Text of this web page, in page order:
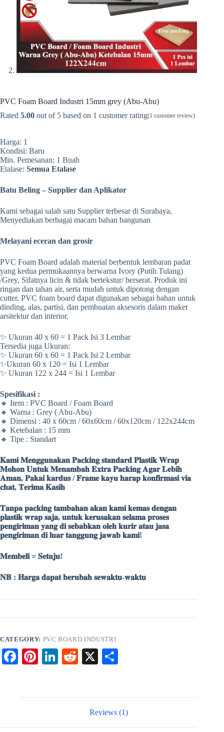
PVC Foam Board Industri 15mm grey (Abu-Abu)
Rated 5.00 out of 5 based on 1 customer rating(1 customer review)
Harga: 1
Kondisi: Baru
Min. Pemesanan: 1 Buah
Etalase: Semua Etalase
Batu Beling – Supplier dan Aplikator
Kami sebagai salah satu Supplier terbesar di Surabaya,
Menyediakan berbagai macam bahan bangunan
Melayani eceran dan grosir
PVC Foam Board adalah material berbentuk lembaran padat
yang kedua permukaannya berwarna Ivory (Putih Tulang)
/Grey, Sifatnya licin & tidak bertekstur/ berserat. Produk ini
ringan dan tahan air, serta mudah untuk dipotong dengan
cutter. PVC foam board dapat digunakan sebagai bahan untuk
dinding, alas, partisi, dan pembuatan aksesoris dalam maket
arsitektur dan interior.
✨ Ukuran 40 x 60 = 1 Pack Isi 3 Lembar
Tersedia juga Ukuran:
✨ Ukuran 60 x 60 = 1 Pack Isi 2 Lembar
✨Ukuran 60 x 120 = Isi 1 Lembar
✨ Ukuran 122 x 244 = Isi 1 Lembar
Spesifikasi :
🔸 Item : PVC Board / Foam Board
🔸 Warna : Grey ( Abu-Abu)
🔸 Dimensi : 40 x 60cm / 60x60cm / 60x120cm / 122x244cm
🔸 Ketebalan : 15 mm
🔸 Tipe : Standart
𝐊𝐚𝐦𝐢 𝐌𝐞𝐧𝐠𝐠𝐮𝐧𝐚𝐤𝐚𝐧 𝐏𝐚𝐜𝐤𝐢𝐧𝐠 𝐬𝐭𝐚𝐧𝐝𝐚𝐫𝐝 𝐏𝐥𝐚𝐬𝐭𝐢𝐤 𝐖𝐫𝐚𝐩
𝐌𝐨𝐡𝐨𝐧 𝐔𝐧𝐭𝐮𝐤 𝐌𝐞𝐧𝐚𝐦𝐛𝐚𝐡 𝐄𝐱𝐭𝐫𝐚 𝐏𝐚𝐜𝐤𝐢𝐧𝐠 𝐀𝐠𝐚𝐫 𝐋𝐞𝐛𝐢𝐡
𝐀𝐦𝐚𝐧, 𝐏𝐚𝐤𝐚𝐢 𝐤𝐚𝐫𝐝𝐮𝐬 / 𝐅𝐫𝐚𝐦𝐞 𝐤𝐚𝐲𝐮 𝐡𝐚𝐫𝐚𝐩 𝐤𝐨𝐧𝐟𝐢𝐫𝐦𝐚𝐬𝐢 𝐯𝐢𝐚
𝐜𝐡𝐚𝐭, 𝐓𝐞𝐫𝐢𝐦𝐚 𝐊𝐚𝐬𝐢𝐡
𝐓𝐚𝐧𝐩𝐚 𝐩𝐚𝐜𝐤𝐢𝐧𝐠 𝐭𝐚𝐦𝐛𝐚𝐡𝐚𝐧 𝐚𝐤𝐚𝐧 𝐤𝐚𝐦𝐢 𝐤𝐞𝐦𝐚𝐬 𝐝𝐞𝐧𝐠𝐚𝐧
𝐩𝐥𝐚𝐬𝐭𝐢𝐤 𝐰𝐫𝐚𝐩 𝐬𝐚𝐣𝐚, 𝐮𝐧𝐭𝐮𝐤 𝐤𝐞𝐫𝐮𝐬𝐚𝐤𝐚𝐧 𝐬𝐞𝐥𝐚𝐦𝐚 𝐩𝐫𝐨𝐬𝐞𝐬
𝐩𝐞𝐧𝐠𝐢𝐫𝐢𝐦𝐚𝐧 𝐲𝐚𝐧𝐠 𝐝𝐢 𝐬𝐞𝐛𝐚𝐛𝐤𝐚𝐧 𝐨𝐥𝐞𝐡 𝐤𝐮𝐫𝐢𝐫 𝐚𝐭𝐚𝐮 𝐣𝐚𝐬𝐚
𝐩𝐞𝐧𝐠𝐢𝐫𝐢𝐦𝐚𝐧 𝐝𝐢 𝐥𝐮𝐚𝐫 𝐭𝐚𝐧𝐠𝐠𝐮𝐧𝐠 𝐣𝐚𝐰𝐚𝐛 𝐤𝐚𝐦𝐢!
𝐌𝐞𝐦𝐛𝐞𝐥𝐢 = 𝐒𝐞𝐭𝐮𝐣𝐮!
𝐍𝐁 : 𝐇𝐚𝐫𝐠𝐚 𝐝𝐚𝐩𝐚𝐭 𝐛𝐞𝐫𝐮𝐛𝐚𝐡 𝐬𝐞𝐰𝐚𝐤𝐭𝐮-𝐰𝐚𝐤𝐭𝐮
CATEGORY: PVC BOARD INDUSTRI
Fa
Pi
Li
R
X
Reviews (1)